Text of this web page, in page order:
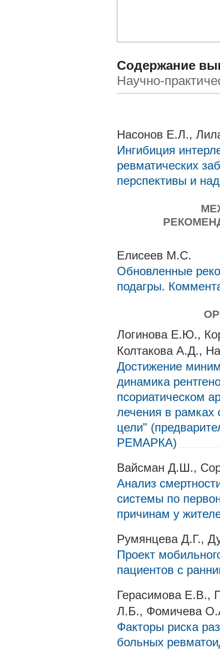
Содержание
Научно-
Насонов Е.Л.,
Ингибиция
ревматических
перспективы и
Елисеев М.С.
Обновленные
подагры.
Логинова Е.Ю.,
Колтакова А.Д.,
Достижение
динамика
псориатическом
лечения в рамках
цели"
РЕМАРКА)
Вайсман Д.Ш.,
Анализ
системы по
причинам у
Румянцева Д.Г.,
Проект
пациентов с
Герасимова Е.В.,
Л.Б., Фомичева
Факторы риска
больных